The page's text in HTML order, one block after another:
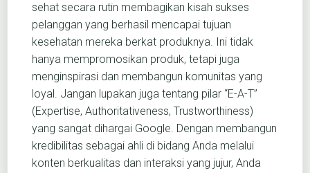
sehat secara rutin membagikan kisah sukses
pelanggan yang berhasil mencapai tujuan
kesehatan mereka berkat produknya. Ini tidak
hanya mempromosikan produk, tetapi juga
menginspirasi dan membangun komunitas yang
loyal. Jangan lupakan juga tentang pilar “E-A-T”
(Expertise, Authoritativeness, Trustworthiness)
yang sangat dihargai Google. Dengan membangun
kredibilitas sebagai ahli di bidang Anda melalui
konten berkualitas dan interaksi yang jujur, Anda